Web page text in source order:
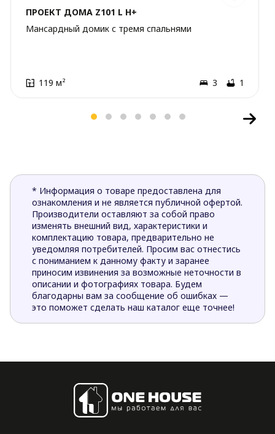
ПРОЕКТ ДОМА Z101 L H+
Мансардный домик с тремя спальнями
119 м² 3 1
* Информация о товаре предоставлена для
ознакомления и не является публичной офертой.
Производители оставляют за собой право
изменять внешний вид, характеристики и
комплектацию товара, предварительно не
уведомляя потребителей. Просим вас отнестись
с пониманием к данному факту и заранее
приносим извинения за возможные неточности в
описании и фотографиях товара. Будем
благодарны вам за сообщение об ошибках —
это поможет сделать наш каталог еще точнее!